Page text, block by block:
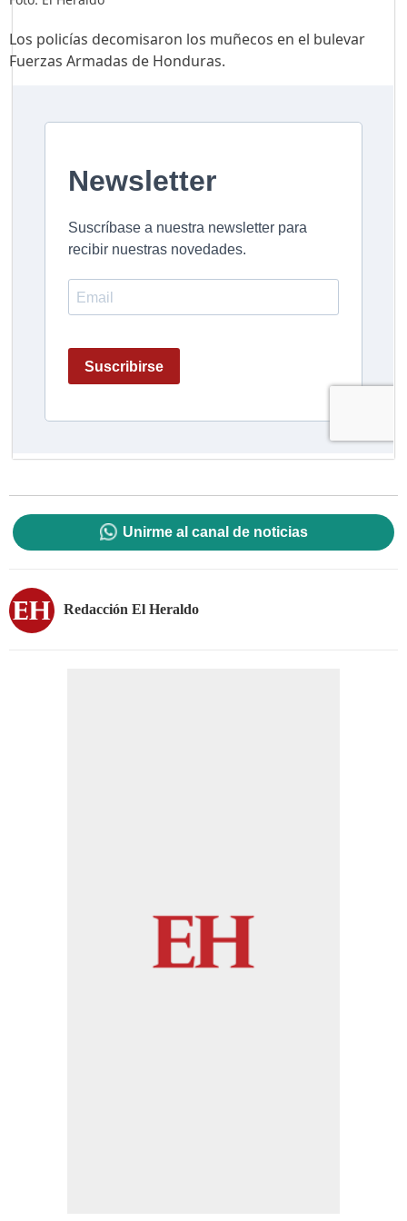
Los policías decomisaron los muñecos en el bulevar
Fuerzas Armadas de Honduras.
Unirme al canal de noticias
Redacción El Heraldo